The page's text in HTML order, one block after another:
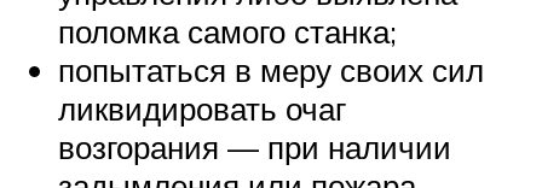
поломка самого станка;
попытаться в меру своих сил
ликвидировать очаг
возгорания — при наличии